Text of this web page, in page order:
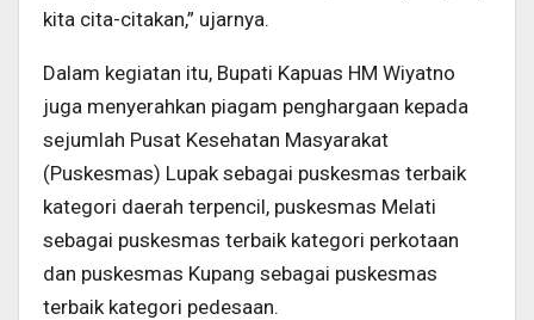
kita cita-citakan,” ujarnya.
Dalam kegiatan itu, Bupati Kapuas HM Wiyatno
juga menyerahkan piagam penghargaan kepada
sejumlah Pusat Kesehatan Masyarakat
(Puskesmas) Lupak sebagai puskesmas terbaik
kategori daerah terpencil, puskesmas Melati
sebagai puskesmas terbaik kategori perkotaan
dan puskesmas Kupang sebagai puskesmas
terbaik kategori pedesaan.